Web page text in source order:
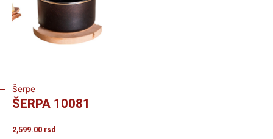
Šerpe
ŠERPA 10081
2,599.00 rsd